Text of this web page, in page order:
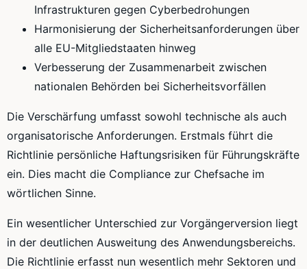
Infrastrukturen gegen Cyberbedrohungen
Harmonisierung der Sicherheitsanforderungen über
alle EU-Mitgliedstaaten hinweg
Verbesserung der Zusammenarbeit zwischen
nationalen Behörden bei Sicherheitsvorfällen
Die Verschärfung umfasst sowohl technische als auch
organisatorische Anforderungen. Erstmals führt die
Richtlinie persönliche Haftungsrisiken für Führungskräfte
ein. Dies macht die Compliance zur Chefsache im
wörtlichen Sinne.
Ein wesentlicher Unterschied zur Vorgängerversion liegt
in der deutlichen Ausweitung des Anwendungsbereichs.
Die Richtlinie erfasst nun wesentlich mehr Sektoren und